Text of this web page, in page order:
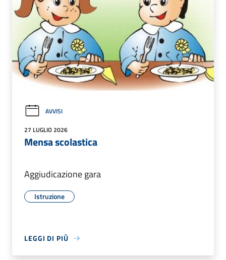
AVVISI
27 LUGLIO 2026
Mensa scolastica
Aggiudicazione gara
Istruzione
LEGGI DI PIÙ